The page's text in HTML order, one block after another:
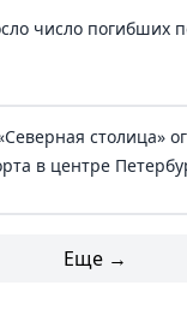
число погибших
столица»
в центре
Еще →